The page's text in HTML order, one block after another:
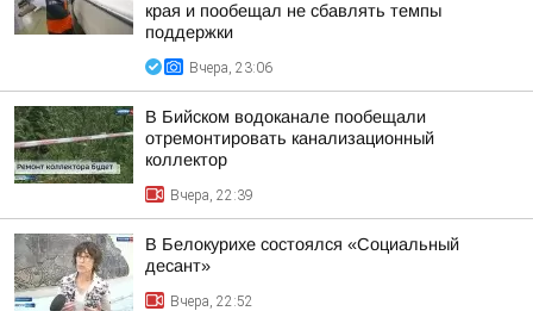
края и пообещал не сбавлять темпы
поддержки
Вчера, 23:06
В Бийском водоканале пообещали
отремонтировать канализационный
коллектор
Вчера, 22:39
В Белокурихе состоялся «Социальный
десант»
Вчера, 22:52